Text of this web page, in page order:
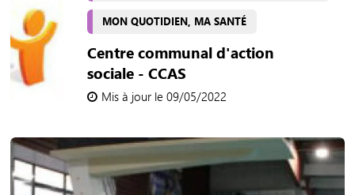
MON QUOTIDIEN, MA SANTÉ
Centre communal d'action
sociale - CCAS
Mis à jour le 09/05/2022